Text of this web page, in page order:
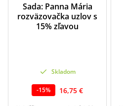
Sada: Panna Mária
rozväzovačka uzlov s
15% zľavou
Skladom
-15% 16,75 €